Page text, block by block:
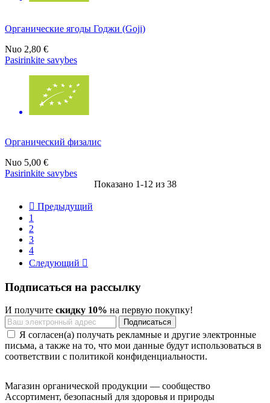
Органические ягоды Годжи (Goji)
Nuo 2,80 €
Pasirinkite savybes
Органический физалис
Nuo 5,00 €
Pasirinkite savybes
Показано 1-12 из 38
 Предыдущий
1
2
3
4
Следующий 
Подписаться на рассылку
И получите скидку 10% на первую покупку!
Я согласен(а) получать рекламные и другие электронные
письма, а также на то, что мои данные будут использоваться в
соответствии с политикой конфиденциальности.
Магазин органической продукции — сообщество
Ассортимент, безопасный для здоровья и природы